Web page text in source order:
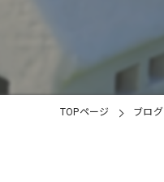
TOPページ ブログ